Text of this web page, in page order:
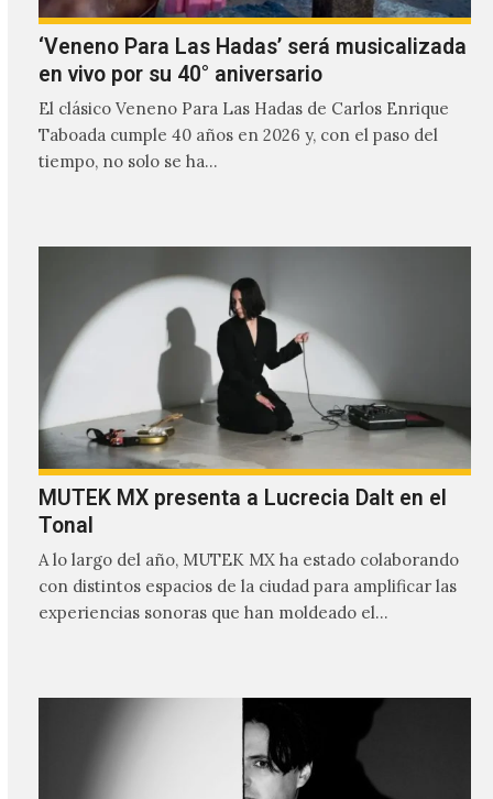
‘Veneno Para Las Hadas’ será musicalizada
en vivo por su 40° aniversario
El clásico Veneno Para Las Hadas de Carlos Enrique
Taboada cumple 40 años en 2026 y, con el paso del
tiempo, no solo se ha…
MUTEK MX presenta a Lucrecia Dalt en el
Tonal
A lo largo del año, MUTEK MX ha estado colaborando
con distintos espacios de la ciudad para amplificar las
experiencias sonoras que han moldeado el…